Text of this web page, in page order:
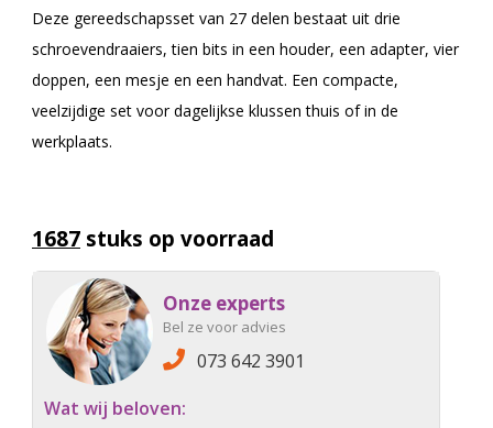
Deze gereedschapsset van 27 delen bestaat uit drie
schroevendraaiers, tien bits in een houder, een adapter, vier
doppen, een mesje en een handvat. Een compacte,
veelzijdige set voor dagelijkse klussen thuis of in de
werkplaats.
1687 stuks op voorraad
Onze experts
Bel ze voor advies
073 642 3901
Wat wij beloven: